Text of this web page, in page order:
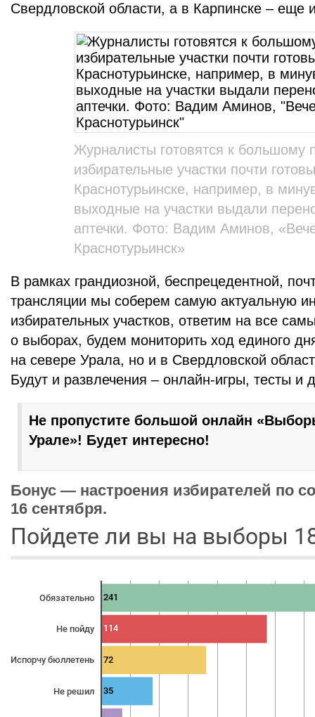
Свердловской области, а в Карпинске – еще
Журналисты готовятся к большому
избирательные участки почти
Краснотурьинске, например, в
выходные на участки выдали
аптечки. Фото: Вадим Аминов,
Краснотурьинск»
В рамках грандиозной, беспрецедентной,
трансляции мы соберем самую актуальную
избирательных участков, ответим на все
о выборах, будем мониторить ход единого
на севере Урала, но и в Свердловской
Будут и развлечения – онлайн-игры, тесты и
Не пропустите большой онлайн
Урале»! Будет интересно!
Бонус — настроения избирателей по
16 сентября.